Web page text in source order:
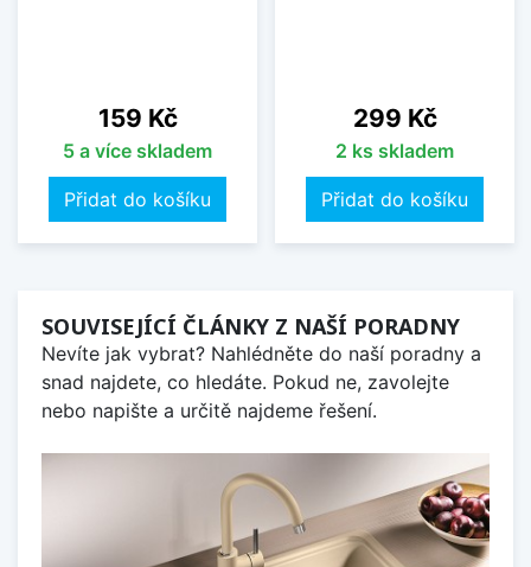
Cena
159 Kč
5 a více skladem
Přidat do košíku
Cena
299 Kč
2 ks skladem
Přidat do košíku
SOUVISEJÍCÍ ČLÁNKY Z NAŠÍ PORADNY
Nevíte jak vybrat? Nahlédněte do naší poradny a
snad najdete, co hledáte. Pokud ne, zavolejte
nebo napište a určitě najdeme řešení.